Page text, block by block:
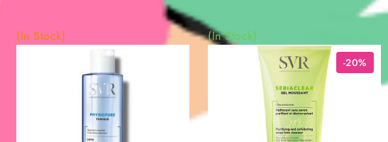
(In Stock) (In Stock)
-20%